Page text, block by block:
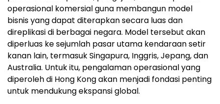
operasional komersial guna membangun model
bisnis yang dapat diterapkan secara luas dan
direplikasi di berbagai negara. Model tersebut akan
diperluas ke sejumlah pasar utama kendaraan setir
kanan lain, termasuk Singapura, Inggris, Jepang, dan
Australia. Untuk itu, pengalaman operasional yang
diperoleh di Hong Kong akan menjadi fondasi penting
untuk mendukung ekspansi global.